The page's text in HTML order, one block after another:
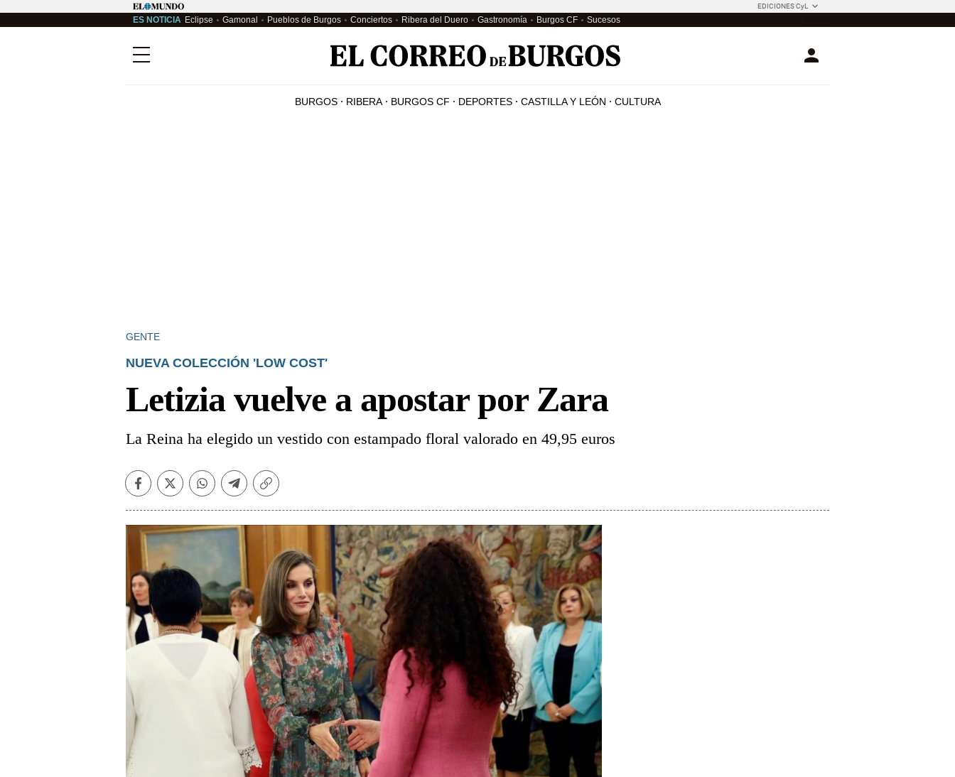
EDICIONES CyL
ES NOTICIA Eclipse Gamonal Pueblos de Burgos Conciertos Ribera del Duero Gastronomía Burgos CF Sucesos
Menú Login
BURGOS RIBERA BURGOS CF DEPORTES CASTILLA Y LEÓN CULTURA
GENTE
NUEVA COLECCIÓN 'LOW COST'
Letizia vuelve a apostar por Zara
La Reina ha elegido un vestido con estampado floral valorado en 49,95 euros
FacebookTwitterWhatsappTelegramCopiar